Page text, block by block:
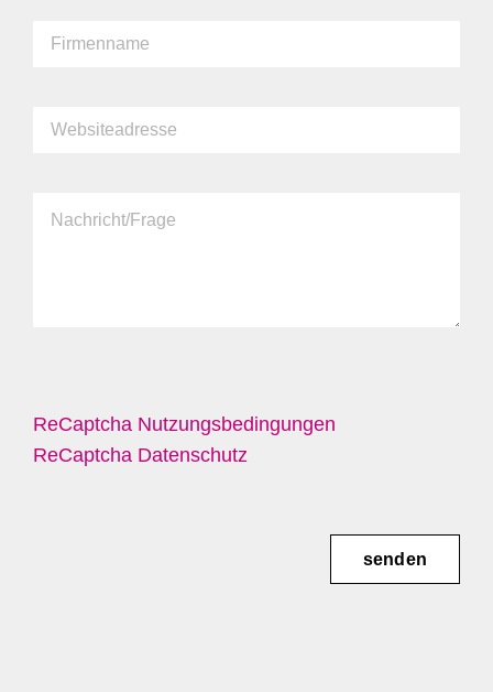
ReCaptcha Nutzungsbedingungen
ReCaptcha Datenschutz
senden